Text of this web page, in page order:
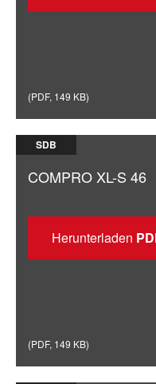
(PDF, 149 KB)
SDB
COMPRO XL-S 46
Herunterladen
(PDF, 149 KB)